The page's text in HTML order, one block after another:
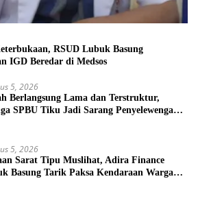
RSUD Lubuk Basung
IGD Beredar di Medsos
5, 2026
Berlangsung Lama dan Terstruktur,
SPBU Tiku Jadi Sarang Penyelewengan
5, 2026
Sarat Tipu Muslihat, Adira Finance
Basung Tarik Paksa Kendaraan Warga